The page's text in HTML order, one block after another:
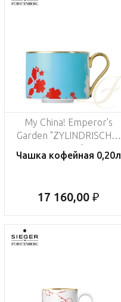
My China! Emperor's
Garden "ZYLINDRISCHE-
FORM"
Чашка кофейная 0,20л
17 160,00 ₽